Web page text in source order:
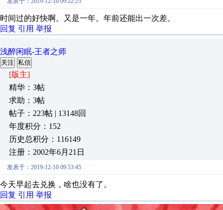
时间过的好快啊。又是一年。年前还能出一次差。
回复 引用 举报
浅醉闲眠-王者之师
关注 私信
[版主]
精华：3帖
求助：3帖
帖子：223帖 | 13148回
年度积分：152
历史总积分：116149
注册：2002年6月21日
发表于：2019-12-10 09:53:45
今天早起去兑换，啥也没有了。
回复 引用 举报